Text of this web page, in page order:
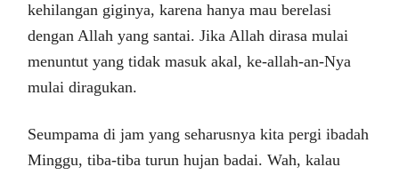
kehilangan giginya, karena hanya mau berelasi
dengan Allah yang santai. Jika Allah dirasa mulai
menuntut yang tidak masuk akal, ke-allah-an-Nya
mulai diragukan.
Seumpama di jam yang seharusnya kita pergi ibadah
Minggu, tiba-tiba turun hujan badai. Wah, kalau